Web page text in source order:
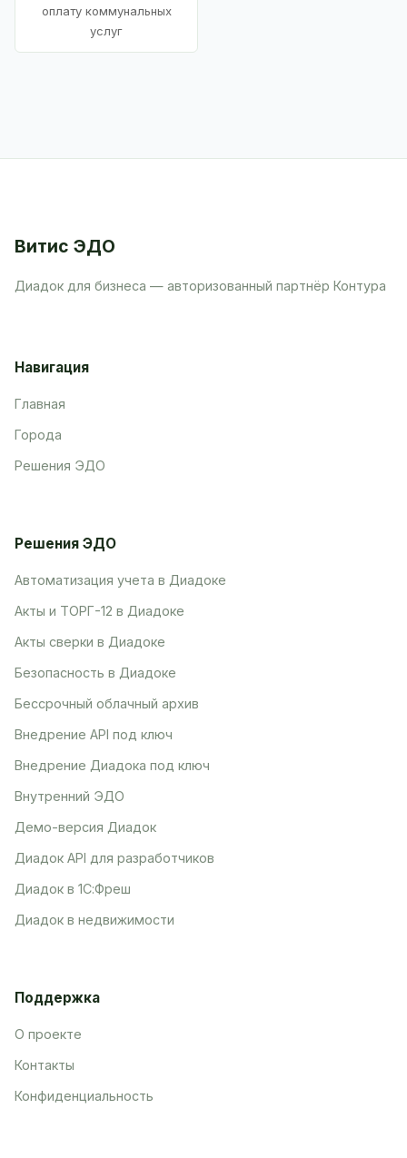
оплату коммунальных
услуг
Витис ЭДО
Диадок для бизнеса — авторизованный партнёр Контура
Навигация
Главная
Города
Решения ЭДО
Решения ЭДО
Автоматизация учета в Диадоке
Акты и ТОРГ-12 в Диадоке
Акты сверки в Диадоке
Безопасность в Диадоке
Бессрочный облачный архив
Внедрение API под ключ
Внедрение Диадока под ключ
Внутренний ЭДО
Демо-версия Диадок
Диадок API для разработчиков
Диадок в 1С:Фреш
Диадок в недвижимости
Поддержка
О проекте
Контакты
Конфиденциальность